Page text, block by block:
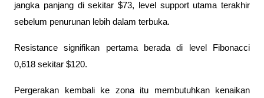
jangka panjang di sekitar $73, level support utama terakhir
sebelum penurunan lebih dalam terbuka.
Resistance signifikan pertama berada di level Fibonacci
0,618 sekitar $120.
Pergerakan kembali ke zona itu membutuhkan kenaikan